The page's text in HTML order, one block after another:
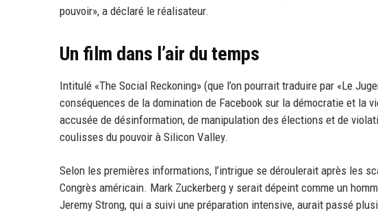
pouvoir», a déclaré le réalisateur.
Un film dans l’air du temps
Intitulé «The Social Reckoning» (que l’on pourrait traduire par «Le
conséquences de la domination de Facebook sur la démocratie et la
accusée de désinformation, de manipulation des élections et de
coulisses du pouvoir à Silicon Valley.
Selon les premières informations, l’intrigue se déroulerait après les
Congrès américain. Mark Zuckerberg y serait dépeint comme un
Jeremy Strong, qui a suivi une préparation intensive, aurait passé